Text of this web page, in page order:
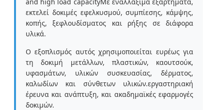
Εξοπλισμός δοκιμής εργαστηρίων
Θάλαμος Περιβαλλοντικών Δοκιμών
Καθολική μηχανή δοκιμών
εκτελεί δοκιμές εφελκυσμού, συμπίεσης, κάμψης,
κοπής, ξεφλουδίσματος και ρήξης σε διάφορα
υλικά.
Ο εξοπλισμός αυτός χρησιμοποιείται ευρέως για
τη δοκιμή μετάλλων, πλαστικών, καουτσούκ,
υφασμάτων, υλικών συσκευασίας, δέρματος,
καλωδίων και σύνθετων υλικών.εργαστηριακή
έρευνα και ανάπτυξη, και ακαδημαϊκές εφαρμογές
δοκιμών.